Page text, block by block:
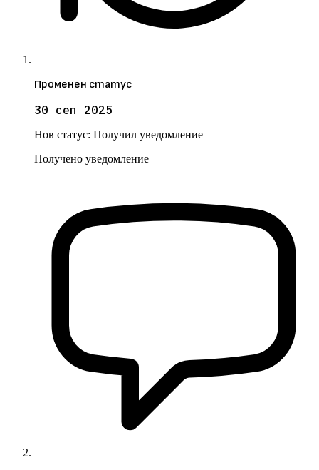
Променен статус
30 сеп 2025
Нов статус: Получил уведомление
Получено уведомление